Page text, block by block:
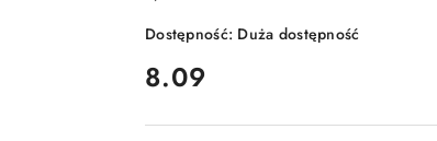
Dostępność: Duża dostępność
cena:
8.09